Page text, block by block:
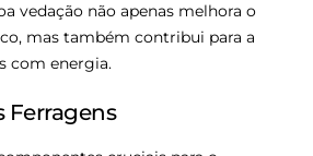
vedação não apenas melhora o
mas também contribui para a
com energia.
Ferragens